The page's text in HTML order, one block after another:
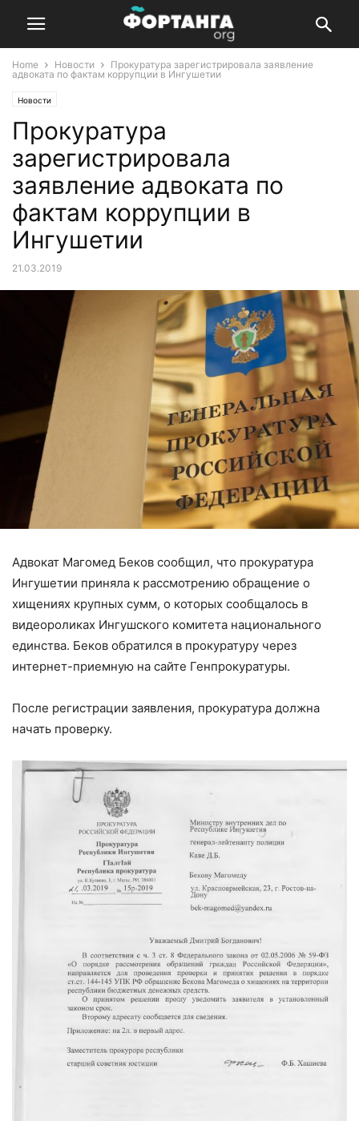
Home Новости
Прокуратура зарегистрировала заявление
адвоката по фактам коррупции в Ингушетии
Новости
Прокуратура
зарегистрировала
заявление адвоката по
фактам коррупции в
Ингушетии
21.03.2019
Адвокат Магомед Беков сообщил, что прокуратура
Ингушетии приняла к рассмотрению обращение о
хищениях крупных сумм, о которых сообщалось в
видеороликах Ингушского комитета национального
единства. Беков обратился в прокуратуру через
интернет-приемную на сайте Генпрокуратуры.
После регистрации заявления, прокуратура должна
начать проверку.